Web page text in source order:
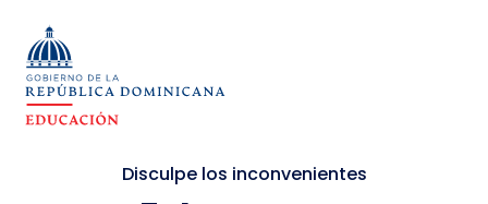
Disculpe los inconvenientes